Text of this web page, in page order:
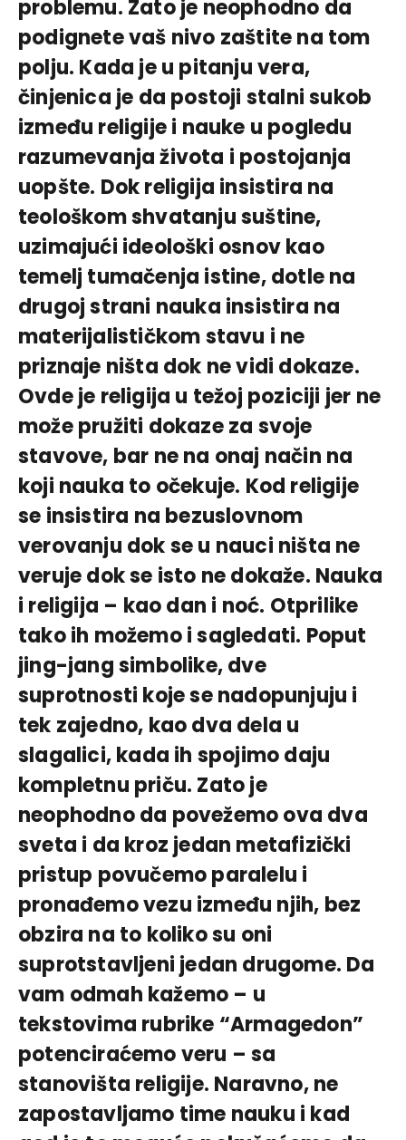
problemu. Zato je neophodno da
podignete vaš nivo zaštite na tom
polju. Kada je u pitanju vera,
činjenica je da postoji stalni sukob
između religije i nauke u pogledu
razumevanja života i postojanja
uopšte. Dok religija insistira na
teološkom shvatanju suštine,
uzimajući ideološki osnov kao
temelj tumačenja istine, dotle na
drugoj strani nauka insistira na
materijalističkom stavu i ne
priznaje ništa dok ne vidi dokaze.
Ovde je religija u težoj poziciji jer ne
može pružiti dokaze za svoje
stavove, bar ne na onaj način na
koji nauka to očekuje. Kod religije
se insistira na bezuslovnom
verovanju dok se u nauci ništa ne
veruje dok se isto ne dokaže. Nauka
i religija – kao dan i noć. Otprilike
tako ih možemo i sagledati. Poput
jing-jang simbolike, dve
suprotnosti koje se nadopunjuju i
tek zajedno, kao dva dela u
slagalici, kada ih spojimo daju
kompletnu priču. Zato je
neophodno da povežemo ova dva
sveta i da kroz jedan metafizički
pristup povučemo paralelu i
pronađemo vezu između njih, bez
obzira na to koliko su oni
suprotstavljeni jedan drugome. Da
vam odmah kažemo – u
tekstovima rubrike “Armagedon”
potenciraćemo veru – sa
stanovišta religije. Naravno, ne
zapostavljamo time nauku i kad